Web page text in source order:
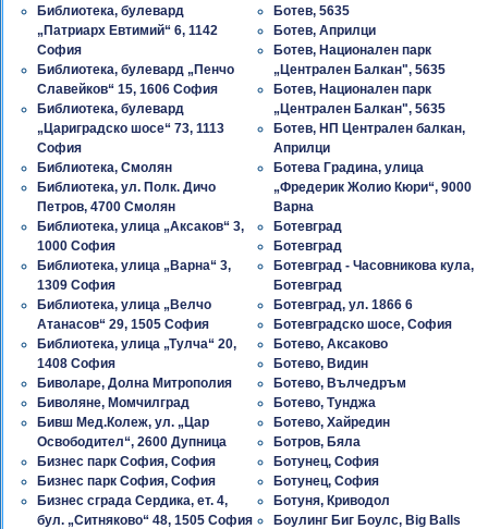
Библиотека, булевард
„Патриарх Евтимий“ 6, 1142
София
Библиотека, булевард „Пенчо
Славейков“ 15, 1606 София
Библиотека, булевард
„Цариградско шосе“ 73, 1113
София
Библиотека, Смолян
Библиотека, ул. Полк. Дичо
Петров, 4700 Смолян
Библиотека, улица „Аксаков“ 3,
1000 София
Библиотека, улица „Варна“ 3,
1309 София
Библиотека, улица „Велчо
Атанасов“ 29, 1505 София
Библиотека, улица „Тулча“ 20,
1408 София
Биволаре, Долна Митрополия
Биволяне, Момчилград
Бивш Мед.Колеж, ул. „Цар
Освободител“, 2600 Дупница
Бизнес парк София, София
Бизнес парк София, София
Бизнес сграда Сердика, ет. 4,
бул. „Ситняково“ 48, 1505 София
Ботев, 5635
Ботев, Априлци
Ботев, Национален парк
„Централен Балкан", 5635
Ботев, Национален парк
„Централен Балкан", 5635
Ботев, НП Централен балкан,
Априлци
Ботева Градина, улица
„Фредерик Жолио Кюри“, 9000
Варна
Ботевград
Ботевград
Ботевград - Часовникова кула,
Ботевград
Ботевград, ул. 1866 6
Ботевградско шосе, София
Ботево, Аксаково
Ботево, Видин
Ботево, Вълчедръм
Ботево, Тунджа
Ботево, Хайредин
Ботров, Бяла
Ботунец, София
Ботунец, София
Ботуня, Криводол
Боулинг Биг Боулс, Big Balls